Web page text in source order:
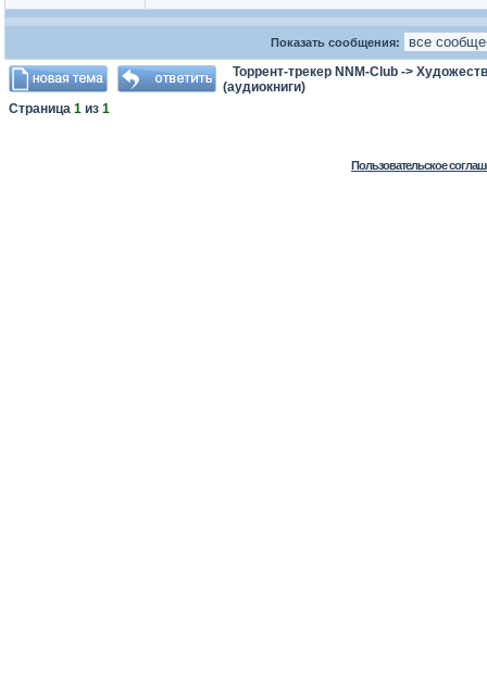
Показать сообщения:
Торрент-трекер NNM-Club ->
(аудиокниги)
Страница 1 из 1
Пользовательское